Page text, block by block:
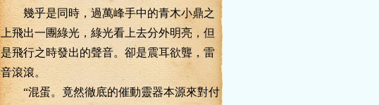
幾乎是同時，過萬峰手中的青木小鼎之
上飛出一團綠光，綠光看上去分外明亮，但
是飛行之時發出的聲音。卻是震耳欲聾，雷
音滾滾。
“混蛋。竟然徹底的催動靈器本源來對付